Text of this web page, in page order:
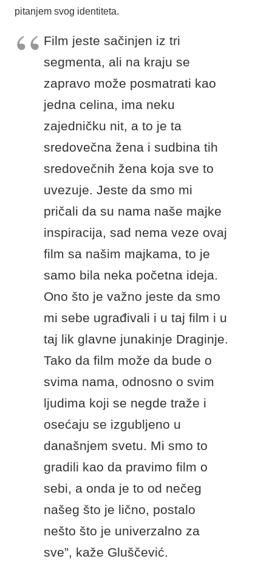
pitanjem svog identiteta.
Film jeste sačinjen iz tri
segmenta, ali na kraju se
zapravo može posmatrati kao
jedna celina, ima neku
zajedničku nit, a to je ta
sredovečna žena i sudbina tih
sredovečnih žena koja sve to
uvezuje. Jeste da smo mi
pričali da su nama naše majke
inspiracija, sad nema veze ovaj
film sa našim majkama, to je
samo bila neka početna ideja.
Ono što je važno jeste da smo
mi sebe ugrađivali i u taj film i u
taj lik glavne junakinje Draginje.
Tako da film može da bude o
svima nama, odnosno o svim
ljudima koji se negde traže i
osećaju se izgubljeno u
današnjem svetu. Mi smo to
gradili kao da pravimo film o
sebi, a onda je to od nečeg
našeg što je lično, postalo
nešto što je univerzalno za
sve”, kaže Gluščević.